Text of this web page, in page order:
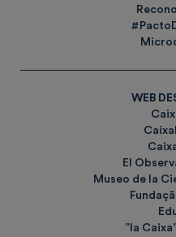
WEB
El
Museo de la
”la